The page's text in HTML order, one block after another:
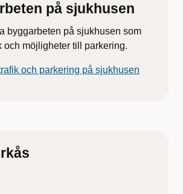
på sjukhusen
byggarbeten på sjukhusen som
och möjligheter till parkering.
och parkering på sjukhusen